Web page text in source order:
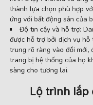
thành lựa chọn phù hợp
ứng với bất động sản của
Độ tin cậy và hỗ trợ:
được hỗ trợ bởi dịch vụ
trung rõ ràng vào đổi mới,
trang bị hệ thống của họ
sàng cho tương lai.
Lộ trình lắp